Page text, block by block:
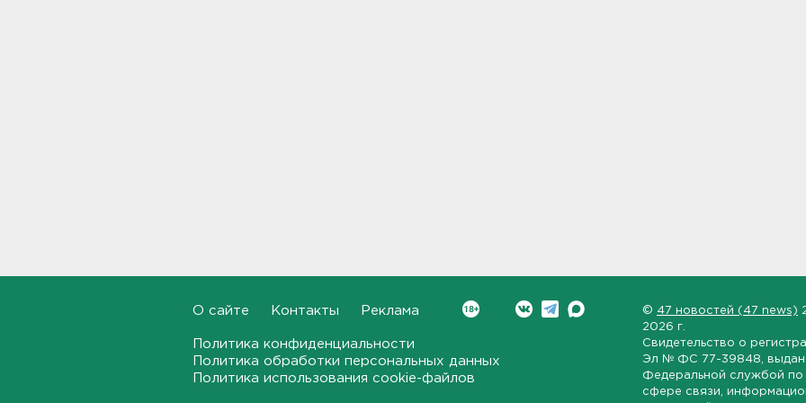
Почти 400 за ночь, почти 90 -
за утро - беспилотники
атакуют регионы России
О сайте Контакты Реклама
Политика конфиденциальности
Политика обработки персональных данных
Политика использования cookie-файлов
© 47 новостей (47 news)
2026 г.
Свидетельство о
Эл № ФС 77-39848 ,
Федеральной службой по
сфере связи,